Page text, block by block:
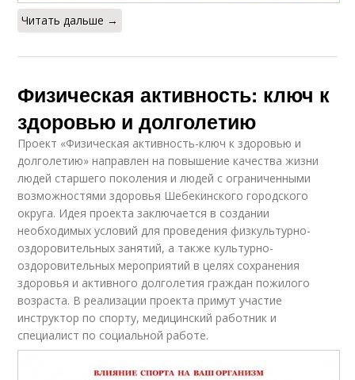
Читать дальше →
Физическая активность: ключ к
здоровью и долголетию
Проект «Физическая активность-ключ к здоровью и
долголетию» направлен на повышение качества жизни
людей старшего поколения и людей с ограниченными
возможностями здоровья Шебекинского городского
округа. Идея проекта заключается в создании
необходимых условий для проведения физкультурно-
оздоровительных занятий, а также культурно-
оздоровительных мероприятий в целях сохранения
здоровья и активного долголетия граждан пожилого
возраста. В реализации проекта примут участие
инструктор по спорту, медицинский работник и
специалист по социальной работе.